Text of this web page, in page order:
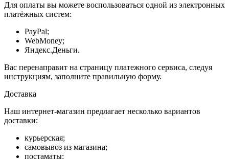
Для оплаты вы можете воспользоваться одной из электронных
платёжных систем:
PayPal;
WebMoney;
Яндекс.Деньги.
Вас перенаправит на страницу платежного сервиса, следуя
инструкциям, заполните правильную форму.
Доставка
Наш интернет-магазин предлагает несколько вариантов
доставки:
курьерская;
самовывоз из магазина;
постаматы;